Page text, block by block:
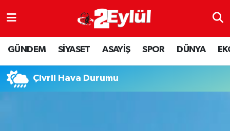
GÜNDEM SİYASET ASAYİŞ SPOR DÜNYA
Çivril Hava Durumu
ASAYİŞ
DÜNYA
EKONOMİ
Nöbetçi Eczaneler
Hava Durumu
Eskişehir Namaz Vakitleri